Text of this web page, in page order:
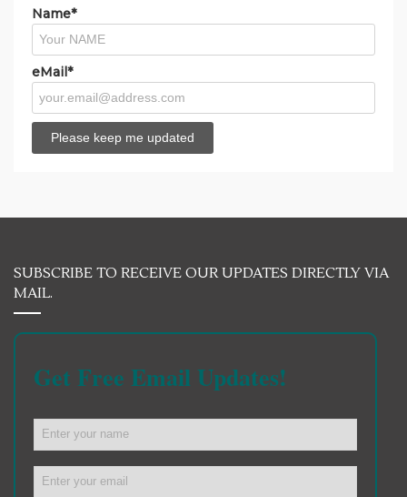
Name*
eMail*
SUBSCRIBE TO RECEIVE OUR UPDATES DIRECTLY VIA
MAIL.
Get Free Email Updates!